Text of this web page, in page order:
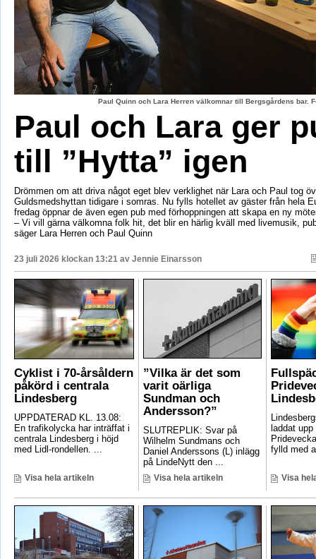
Paul Quinn och Lara Herren välkomnar till Bergsgårdens bar.
Paul och Lara ger
till ”Hytta” igen
Drömmen om att driva något eget blev verklighet när Lara och Paul tog
Guldsmedshyttan tidigare i somras. Nu fylls hotellet av gäster från hela
fredag öppnar de även egen pub med förhoppningen att skapa en ny
– Vi vill gärna välkomna folk hit, det blir en härlig kväll med livemusik,
säger Lara Herren och Paul Quinn
23 juli 2026 klockan 13:21 av Jennie Einarsson
Cyklist i 70-årsåldern
påkörd i centrala
Lindesberg
UPPDATERAD KL. 13.08:
En trafikolycka har inträffat i
centrala Lindesberg i höjd
med Lidl-rondellen. ...
Visa hela artikeln
”Vilka är det som
varit oärliga
Sundman och
Andersson?”
SLUTREPLIK: Svar på
Wilhelm Sundmans och
Daniel Anderssons (L) inlägg
på LindeNytt den ...
Visa hela artikeln
laddat
fylld med
Visa